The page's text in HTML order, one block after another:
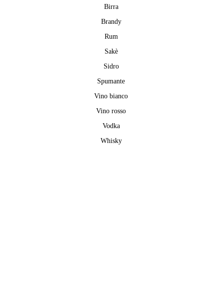
Birra
Brandy
Rum
Sakè
Sidro
Spumante
Vino bianco
Vino rosso
Vodka
Whisky